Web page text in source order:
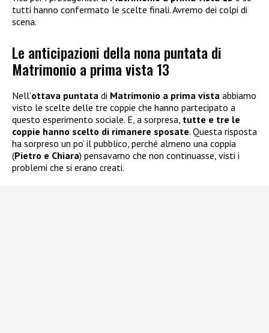
tutti hanno confermato le scelte finali. Avremo dei colpi di
scena.
Le anticipazioni della nona puntata di
Matrimonio a prima vista 13
Nell’ottava puntata di Matrimonio a prima vista abbiamo
visto le scelte delle tre coppie che hanno partecipato a
questo esperimento sociale. E, a sorpresa, tutte e tre le
coppie hanno scelto di rimanere sposate. Questa risposta
ha sorpreso un po’ il pubblico, perché almeno una coppia
(Pietro e Chiara) pensavamo che non continuasse, visti i
problemi che si erano creati.